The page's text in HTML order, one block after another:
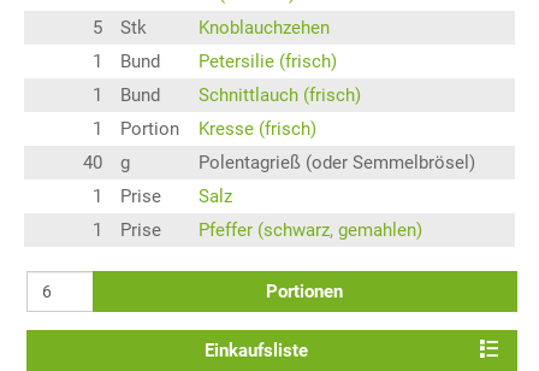
5
Stk
Knoblauchzehen
1
Bund
Petersilie (frisch)
1
Bund
Schnittlauch (frisch)
1
Portion
Kresse (frisch)
40
g
Polentagrieß (oder Semmelbrösel)
1
Prise
Salz
1
Prise Pfeffer (schwarz, gemahlen)
Portionen
Einkaufsliste